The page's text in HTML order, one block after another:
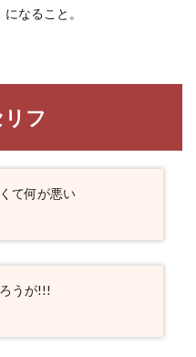
なること。
フ
て何が悪い
うが!!!